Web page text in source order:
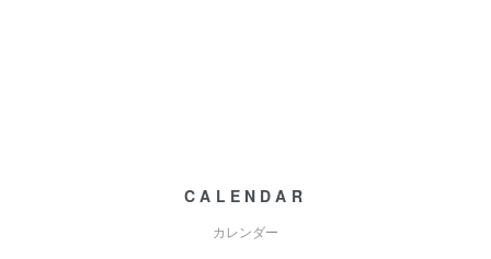
CALENDAR
カレンダー